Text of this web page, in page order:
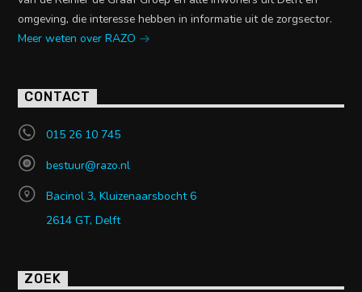
omgeving, die interesse hebben in informatie uit de zorgsector.
Meer weten over RAZO
CONTACT
015 26 10 745
bestuur@razo.nl
Bacinol 3, Kluizenaarsbocht 6
2614 GT, Delft
ZOEK